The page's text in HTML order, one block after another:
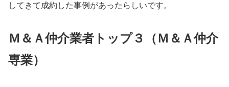
してきて成約した事例があったらしいです。
Ｍ＆Ａ仲介業者トップ３（Ｍ＆Ａ仲介
専業）